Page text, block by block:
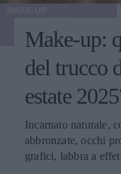
Make-up:
del trucco
estate
Incarnato naturale,
abbronzate, occhi
grafici, labbra a